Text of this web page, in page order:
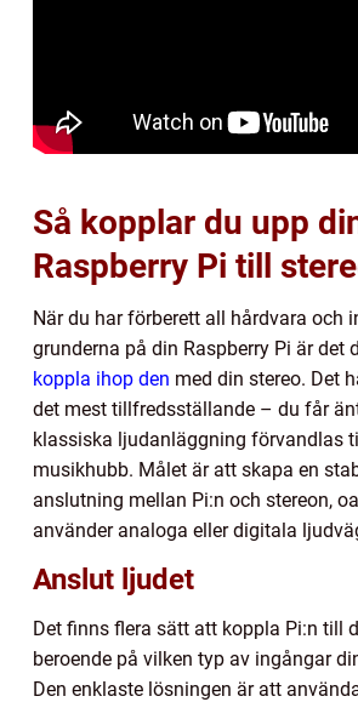
Så kopplar du upp
Raspberry Pi till
När du har förberett all hårdvara och
grunderna på din Raspberry Pi är det
koppla ihop den med din stereo. Det
det mest tillfredsställande – du får
klassiska ljudanläggning förvandlas
musikhubb. Målet är att skapa en
anslutning mellan Pi:n och stereon,
använder analoga eller digitala
Anslut ljudet
Det finns flera sätt att koppla Pi:n till
beroende på vilken typ av ingångar
Den enklaste lösningen är att